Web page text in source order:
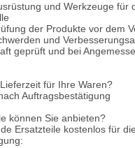
und Werkzeuge für
der Produkte vor dem
und
geprüft und bei
für Ihre Waren?
Auftragsbestätigung
können Sie anbieten?
Ersatzteile kostenlos für